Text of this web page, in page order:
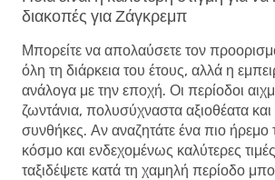
διακοπές για Ζάγκρεμπ
Μπορείτε να απολαύσετε τον
όλη τη διάρκεια του έτους, αλλά η
ανάλογα με την εποχή. Οι περίοδοι
ζωντάνια, πολυσύχναστα αξιοθέατα και
συνθήκες. Αν αναζητάτε ένα πιο ήρεμο
κόσμο και ενδεχομένως καλύτερες
ταξιδέψετε κατά τη χαμηλή περίοδο